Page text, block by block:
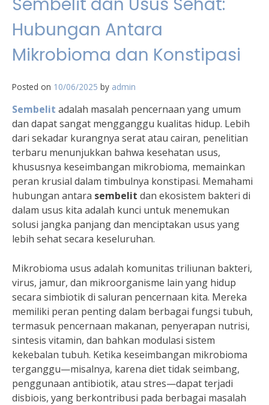
Hubungan Antara
Mikrobioma dan Konstipasi
Posted on 10/06/2025 by admin
Sembelit adalah masalah pencernaan yang umum
dan dapat sangat mengganggu kualitas hidup. Lebih
dari sekadar kurangnya serat atau cairan, penelitian
terbaru menunjukkan bahwa kesehatan usus,
khususnya keseimbangan mikrobioma, memainkan
peran krusial dalam timbulnya konstipasi. Memahami
hubungan antara sembelit dan ekosistem bakteri di
dalam usus kita adalah kunci untuk menemukan
solusi jangka panjang dan menciptakan usus yang
lebih sehat secara keseluruhan.
Mikrobioma usus adalah komunitas triliunan bakteri,
virus, jamur, dan mikroorganisme lain yang hidup
secara simbiotik di saluran pencernaan kita. Mereka
memiliki peran penting dalam berbagai fungsi tubuh,
termasuk pencernaan makanan, penyerapan nutrisi,
sintesis vitamin, dan bahkan modulasi sistem
kekebalan tubuh. Ketika keseimbangan mikrobioma
terganggu—misalnya, karena diet tidak seimbang,
penggunaan antibiotik, atau stres—dapat terjadi
disbiois, yang berkontribusi pada berbagai masalah